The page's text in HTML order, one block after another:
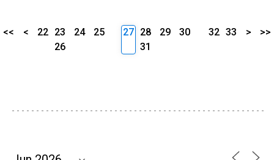
<< < 22 23 24
25
26
27 28 29
30
31
32 33 > >>